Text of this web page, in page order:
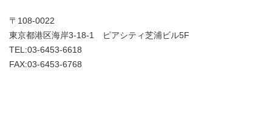
〒108-0022
東京都港区海岸3-18-1 ピアシティ芝浦ビル5F
TEL:03-6453-6618
FAX:03-6453-6768